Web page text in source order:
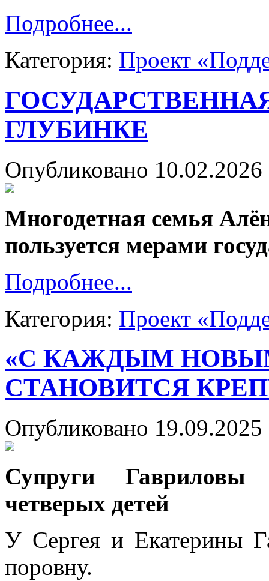
Подробнее...
Категория: Проект
ГЛУБИНКЕ
Опубликовано
Многодетная семья
пользуется мерами
Подробнее...
Категория: Проект
«С КАЖДЫМ
СТАНОВИТСЯ
Опубликовано
Супруги
четверых детей
У Сергея и Екатерины
поровну.